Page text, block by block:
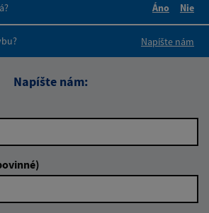
Áno
Nie
Napíšte nám
Napíšte nám: